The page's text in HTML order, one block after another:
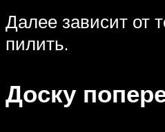
Далее зависит от
пилить.
Доску